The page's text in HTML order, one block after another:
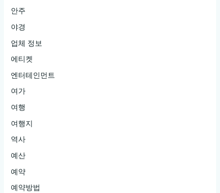
안주
야경
업체 정보
에티켓
엔터테인먼트
여가
여행
여행지
역사
예산
예약
예약방법